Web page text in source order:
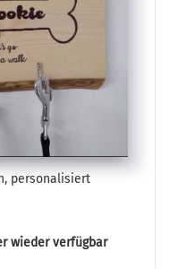
personalisiert
wieder verfügbar